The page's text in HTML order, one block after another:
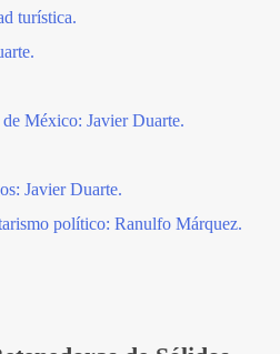
turística.
de México: Javier Duarte.
Javier Duarte.
político: Ranulfo Márquez.